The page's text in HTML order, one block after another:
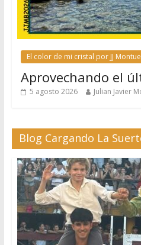
El color de mi cristal por JJ
Aprovechando el
5 agosto 2026 Julian Javier
Blog Cargando La